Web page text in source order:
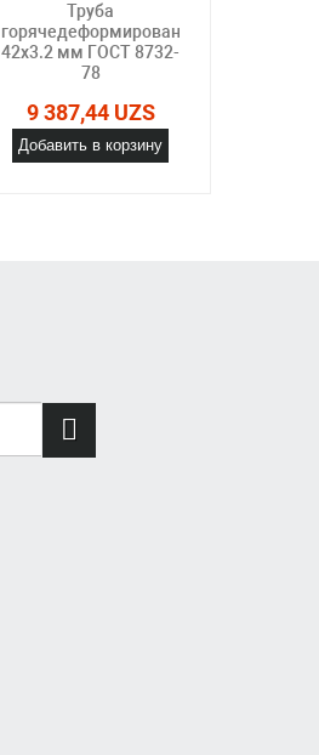
Труба
горячедеформированная
42х3.2 мм ГОСТ 8732-
78
9 387,44 UZS
Добавить в корзину
